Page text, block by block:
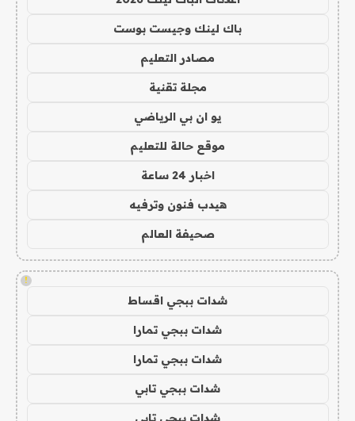
باك لينك وجيست بوست
مصادر التعليم
مجلة تقنية
يو ان بي الرياضي
موقع حالة للتعليم
اخبار 24 ساعة
هيدب فنون وترفيه
صحيفة العالم
!
شدات ببجي اقساط
شدات ببجي تمارا
شدات ببجي تمارا
شدات ببجي تابي
شدات ببجي تابي